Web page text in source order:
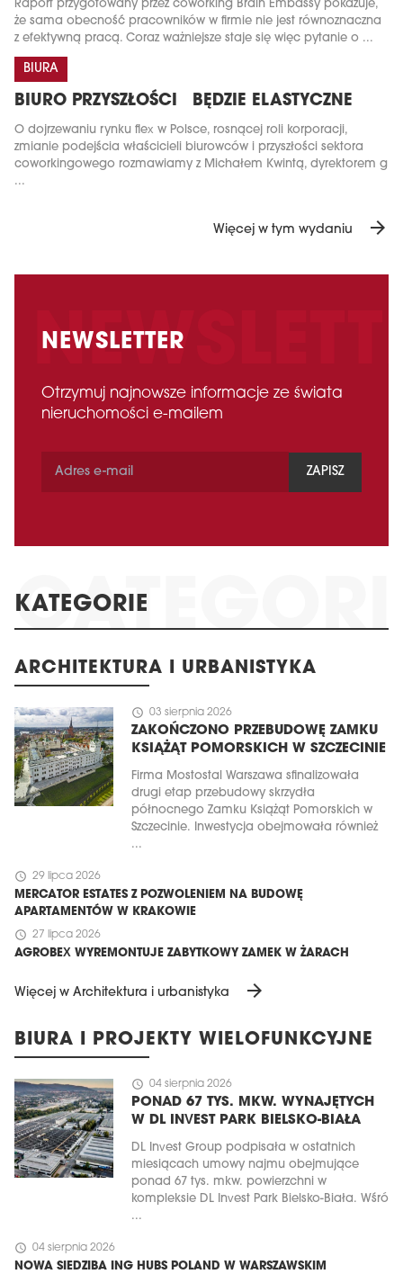
Raport przygotowany przez coworking Brain Embassy pokazuje,
że sama obecność pracowników w firmie nie jest równoznaczna
z efektywną pracą. Coraz ważniejsze staje się więc pytanie o ...
BIURA
BIURO PRZYSZŁOŚCI BĘDZIE ELASTYCZNE
O dojrzewaniu rynku flex w Polsce, rosnącej roli korporacji,
zmianie podejścia właścicieli biurowców i przyszłości sektora
coworkingowego rozmawiamy z Michałem Kwintą, dyrektorem g
...
Więcej w tym wydaniu arrow_forward
NEWSLETTER
Otrzymuj najnowsze informacje ze świata
nieruchomości e-mailem
ZAPISZ
KATEGORIE
ARCHITEKTURA I URBANISTYKA
schedule 03 sierpnia 2026
ZAKOŃCZONO PRZEBUDOWĘ ZAMKU
KSIĄŻĄT POMORSKICH W SZCZECINIE
Firma Mostostal Warszawa sfinalizowała
drugi etap przebudowy skrzydła
północnego Zamku Książąt Pomorskich w
Szczecinie. Inwestycja obejmowała również
...
schedule 29 lipca 2026
MERCATOR ESTATES Z POZWOLENIEM NA BUDOWĘ
APARTAMENTÓW W KRAKOWIE
schedule 27 lipca 2026
AGROBEX WYREMONTUJE ZABYTKOWY ZAMEK W ŻARACH
Więcej w Architektura i urbanistyka arrow_forward
BIURA I PROJEKTY WIELOFUNKCYJNE
schedule 04 sierpnia 2026
PONAD 67 TYS. MKW. WYNAJĘTYCH
W DL INVEST PARK BIELSKO-BIAŁA
DL Invest Group podpisała w ostatnich
miesiącach umowy najmu obejmujące
ponad 67 tys. mkw. powierzchni w
kompleksie DL Invest Park Bielsko-Biała. Wśró
...
schedule 04 sierpnia 2026
NOWA SIEDZIBA ING HUBS POLAND W WARSZAWSKIM